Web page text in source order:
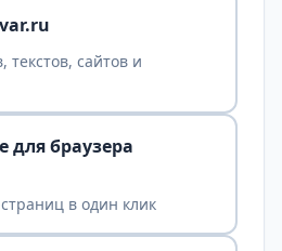
текстов, сайтов и
для браузера
в один клик